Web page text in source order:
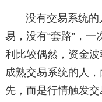
没有交易系统
易，没有“套路”，
利比较偶然，资金
成熟交易系统的人
先，而是行情触发